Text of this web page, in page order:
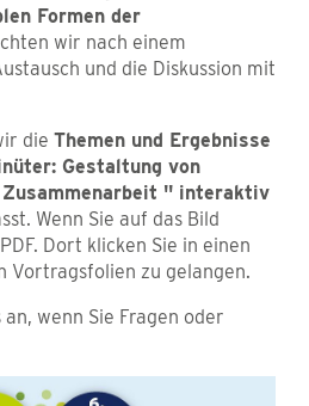
Formen der
wir nach einem
und die Diskussion mit
die Themen und Ergebnisse
Gestaltung von
" interaktiv
Wenn Sie auf das Bild
Dort klicken Sie in einen
Vortragsfolien zu gelangen.
wenn Sie Fragen oder